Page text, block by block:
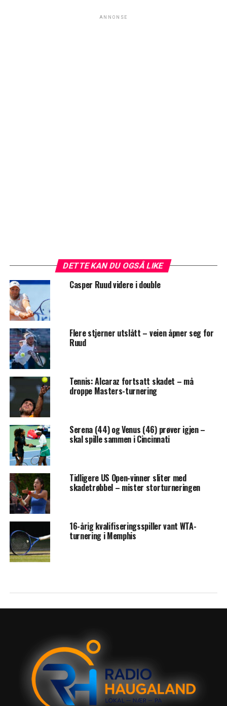
ANNONSE
DETTE KAN DU OGSÅ LIKE
Casper Ruud videre i double
Flere stjerner utslått – veien åpner seg for
Ruud
Tennis: Alcaraz fortsatt skadet – må
droppe Masters-turnering
Serena (44) og Venus (46) prøver igjen –
skal spille sammen i Cincinnati
Tidligere US Open-vinner sliter med
skadetrøbbel – mister storturneringen
16-årig kvalifiseringsspiller vant WTA-
turnering i Memphis